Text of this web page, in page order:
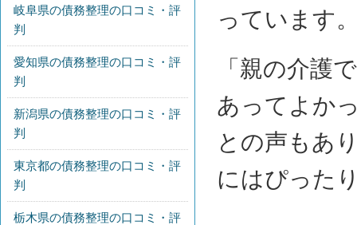
っています
「親の介護
あってよか
との声もあ
にはぴった
岐阜県の債務整理の口コミ・評
判
愛知県の債務整理の口コミ・評
判
新潟県の債務整理の口コミ・評
判
東京都の債務整理の口コミ・評
判
栃木県の債務整理の口コミ・評